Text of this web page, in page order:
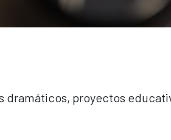
proyectos